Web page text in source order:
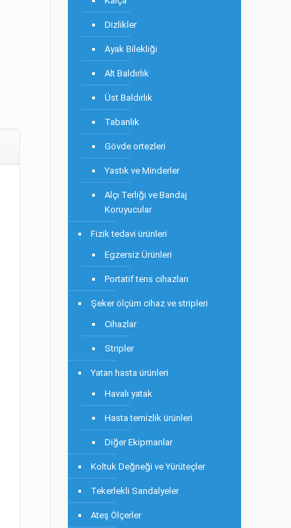
Dizlikler
Ayak Bilekliği
Alt Baldırlık
Üst Baldırlık
Tabanlık
Gövde ortezleri
Yastık ve Minderler
Alçı Terliği ve Bandaj
Koruyucular
Fizik tedavi ürünleri
Egzersiz Ürünleri
Portatif tens cihazları
Şeker ölçüm cihaz ve stripleri
Cihazlar
Stripler
Yatan hasta ürünleri
Havalı yatak
Hasta temizlik ürünleri
Diğer Ekipmanlar
Koltuk Değneği ve Yürüteçler
Tekerlekli Sandalyeler
Ateş Ölçerler